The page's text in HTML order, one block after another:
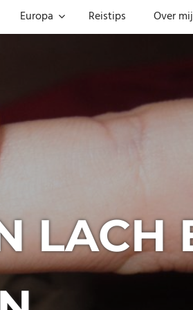
Europa Reistips Over mij
LACH